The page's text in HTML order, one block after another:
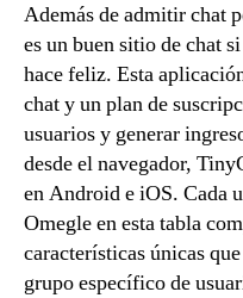
Además de admitir chat
es un buen sitio de chat
hace feliz. Esta
chat y un plan de
usuarios y generar
desde el navegador,
en Android e iOS. Cada
Omegle en esta tabla
características únicas
grupo específico de